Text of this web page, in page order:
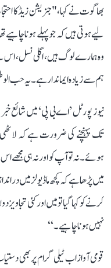
بھاگوت نے کہا، " جنریشن زیڈ کا
لیے ہوتی ہیں کہ جو پہلے ہونا
وہ ہمارے لوگ ہیں، اگلی نسل، اس
ہم سے زیادہ ایماندار ہے۔ یہ حب
نیوز پورٹل ’اے بی پی‘ میں شائع
تک پہنچنے کی ضرورت ہے کہ
ہوئے۔ نہ تو آپ کو اور نہ ہی
میں پڑھا ہے کہ کچھ ماڈیولز میں
کرنے کو کہا گیا تو میں اور کئی
نہیں ہونا چاہیے۔‘‘
قومی آواز اب ٹیلی گرام پر بھی